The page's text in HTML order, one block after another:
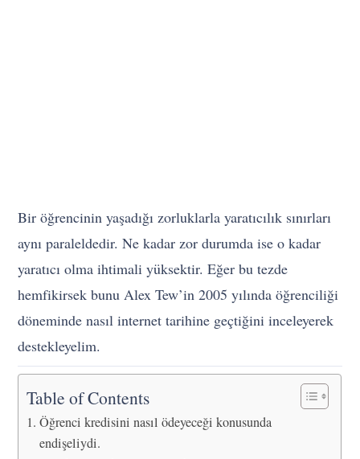
Bir öğrencinin yaşadığı zorluklarla yaratıcılık sınırları
aynı paraleldedir. Ne kadar zor durumda ise o kadar
yaratıcı olma ihtimali yüksektir. Eğer bu tezde
hemfikirsek bunu Alex Tew’in 2005 yılında öğrenciliği
döneminde nasıl internet tarihine geçtiğini inceleyerek
destekleyelim.
Table of Contents
Öğrenci kredisini nasıl ödeyeceği konusunda
endişeliydi.